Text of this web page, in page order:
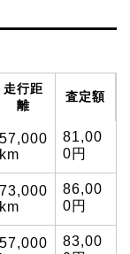
走行距
離
査定額
57,000
km
81,00
0円
73,000
km
86,00
0円
57,000
83,00